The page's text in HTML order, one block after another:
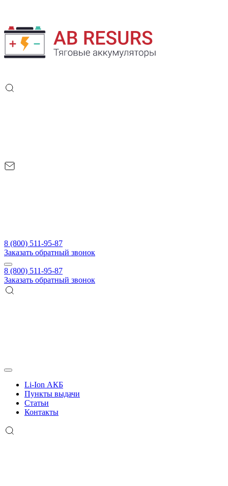
8 (800) 511-95-87
Заказать обратный звонок
8 (800) 511-95-87
Заказать обратный звонок
Li-Ion АКБ
Пункты выдачи
Статьи
Контакты